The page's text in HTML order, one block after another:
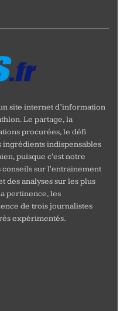
site internet d’information
Le partage, la
procurées, le défi
ingrédients indispensables
puisque c'est notre
conseils sur l'entrainement
des analyses sur les plus
pertinence, les
de trois journalistes
expérimentés.